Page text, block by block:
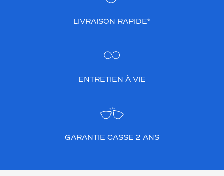
LIVRAISON RAPIDE*
ENTRETIEN À VIE
GARANTIE CASSE 2 ANS